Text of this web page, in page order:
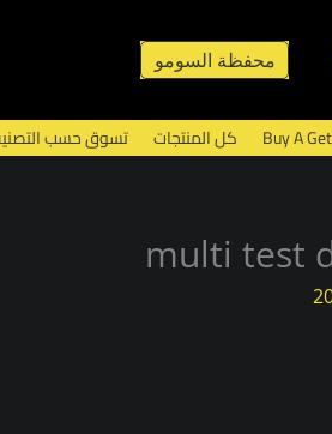
محفظة السومو
Buy A كل المنتجات تسوق حسب
multi test